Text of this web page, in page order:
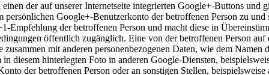
der auf unserer Internetseite integrierten Google+-Buttons und
Google+-Benutzerkonto der betroffenen Person zu und
Empfehlung der betroffenen Person und macht diese in
öffentlich zugänglich. Eine von der betroffenen Person auf
mit anderen personenbezogenen Daten, wie dem Namen
diesem hinterlegten Foto in anderen Google-Diensten,
der betroffenen Person oder an sonstigen Stellen,